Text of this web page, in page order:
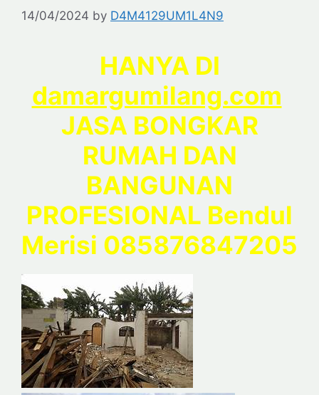
14/04/2024 by D4M4129UM1L4N9
HANYA DI
damargumilang.com
JASA BONGKAR
RUMAH DAN
BANGUNAN
PROFESIONAL Bendul
Merisi 085876847205